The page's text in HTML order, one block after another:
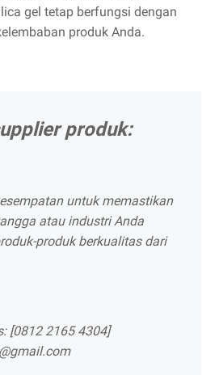
gel tetap berfungsi dengan
produk Anda.
produk:
untuk memastikan
atau industri Anda
produk berkualitas dari
[0812 2165 4304]